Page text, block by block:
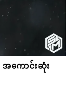
ကောင်းဆုံး